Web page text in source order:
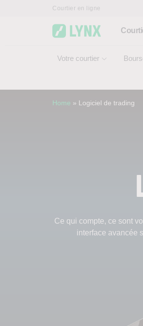
Skip to main contentCourtier en ligne
Votre courtier
Home » Logiciel de trading
Ce qui compte, ce sont
interface avancée